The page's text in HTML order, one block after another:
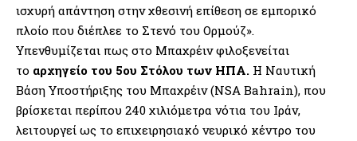
ισχυρή απάντηση στην χθεσινή επίθεση σε εμπορικό
πλοίο που διέπλεε το Στενό του Ορμούζ».
Υπενθυμίζεται πως στο Μπαχρέιν φιλοξενείται
το αρχηγείο του 5ου Στόλου των ΗΠΑ. Η Ναυτική
Βάση Υποστήριξης του Μπαχρέιν (NSA Bahrain), που
βρίσκεται περίπου 240 χιλιόμετρα νότια του Ιράν,
λειτουργεί ως το επιχειρησιακό νευρικό κέντρο του